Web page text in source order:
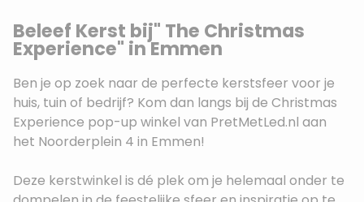
Beleef Kerst bij" The Christmas
Experience" in Emmen
Ben je op zoek naar de perfecte kerstsfeer voor je
huis, tuin of bedrijf? Kom dan langs bij de Christmas
Experience pop-up winkel van PretMetLed.nl aan
het Noorderplein 4 in Emmen!
Deze kerstwinkel is dé plek om je helemaal onder te